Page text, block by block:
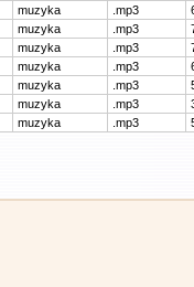
muzyka .mp3
muzyka .mp3
muzyka .mp3
muzyka .mp3
muzyka .mp3
muzyka .mp3
muzyka .mp3